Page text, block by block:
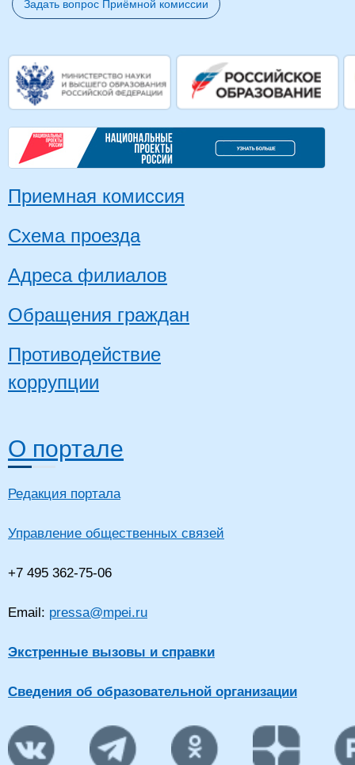
Задать вопрос Приёмной комиссии
Приемная комиссия
Схема проезда
Адреса филиалов
Обращения граждан
Противодействие
коррупции
О портале
Редакция портала
Управление общественных связей
+7 495 362-75-06
Email: pressa@mpei.ru
Экстренные вызовы и справки
Сведения об образовательной организации